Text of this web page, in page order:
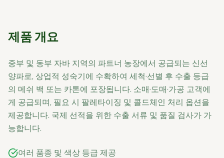
제품 개요
중부 및 동부 자바 지역의 파트너 농장에서 공급되는 신선
양파로, 상업적 성숙기에 수확하여 세척·선별 후 수출 등급
의 메쉬 백 또는 카톤에 포장됩니다. 소매·도매·가공 고객에
게 공급되며, 필요 시 팔레타이징 및 콜드체인 처리 옵션을
제공합니다. 국제 선적을 위한 수출 서류 및 품질 검사가 가
능합니다.
여러 품종 및 색상 등급 제공